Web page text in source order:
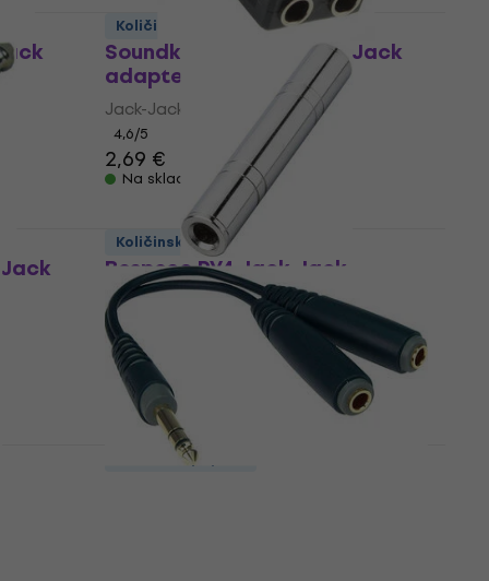
Soundking CC 312 Jack-Jack
adapter
Jack-Jack adapter
4,6/5
2,69 €
Na skladištu
Količinski popust
Bespeco PV4 Jack-Jack
adapter
Jack-Jack adapter
4,6/5
5,89 €
Na skladištu
Količinski popust
Količinski popust